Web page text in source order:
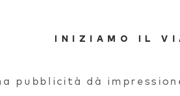
INIZIAMO IL
pubblicità dà